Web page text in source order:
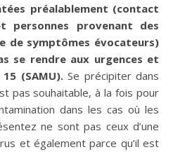
préalablement (contact
personnes provenant des
de symptômes évocateurs)
se rendre aux urgences et
(SAMU). Se précipiter dans
pas souhaitable, à la fois pour
dans les cas où les
ne sont pas ceux d’une
et également parce qu’il est